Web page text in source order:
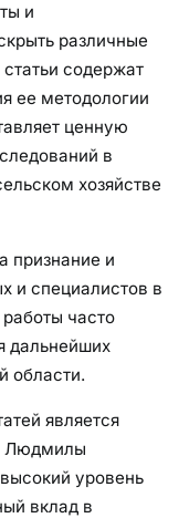
и
различные
содержат
ее методологии
ценную
в
хозяйстве
признание и
и специалистов в
часто
дальнейших
области.
является
Людмилы
уровень
вклад в